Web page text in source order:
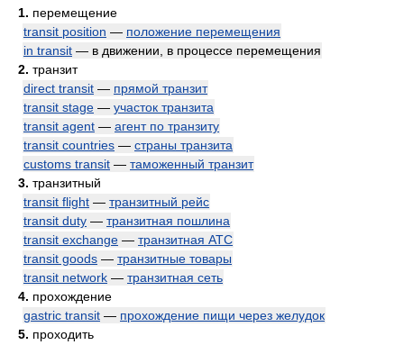
1. перемещение
transit position — положение перемещения
in transit — в движении, в процессе перемещения
2. транзит
direct transit — прямой транзит
transit stage — участок транзита
transit agent — агент по транзиту
transit countries — страны транзита
customs transit — таможенный транзит
3. транзитный
transit flight — транзитный рейс
transit duty — транзитная пошлина
transit exchange — транзитная АТС
transit goods — транзитные товары
transit network — транзитная сеть
4. прохождение
gastric transit — прохождение пищи через желудок
5. проходить